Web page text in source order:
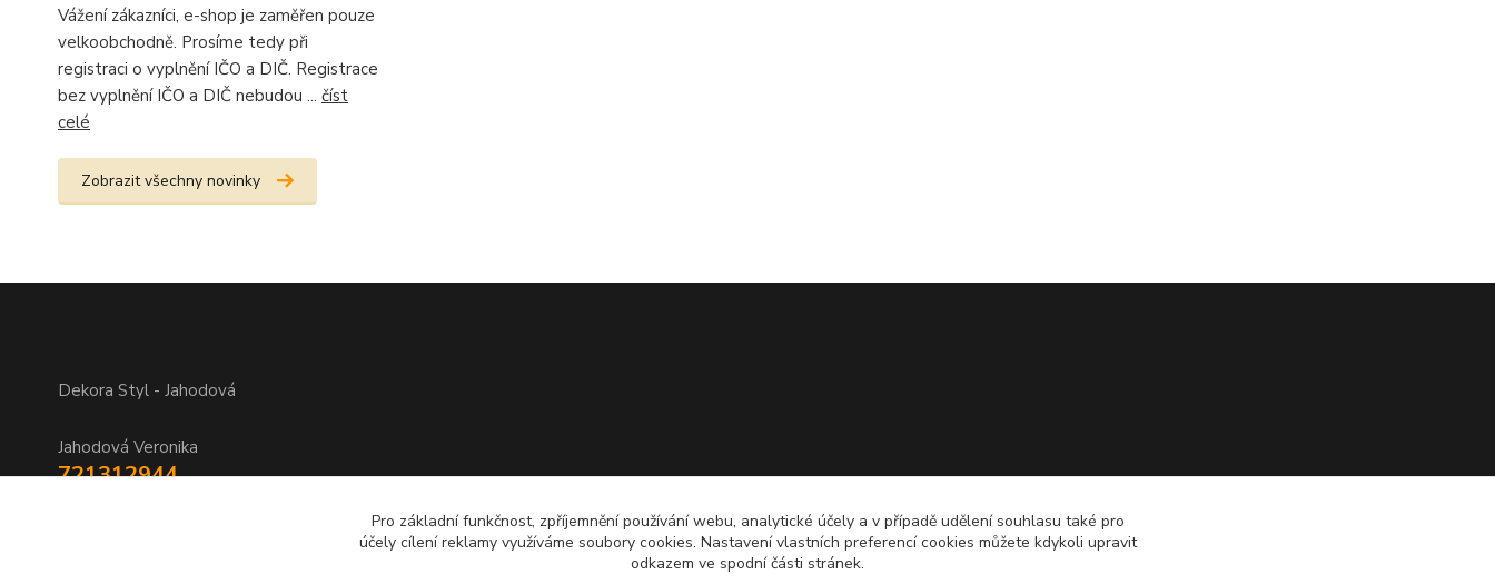
Vážení zákazníci, e-shop je zaměřen pouze
velkoobchodně. Prosíme tedy při
registraci o vyplnění IČO a DIČ. Registrace
bez vyplnění IČO a DIČ nebudou ... číst
celé
Zobrazit všechny novinky
Dekora Styl - Jahodová
Jahodová Veronika
721312944
Pro základní funkčnost, zpříjemnění používání webu, analytické účely a v případě udělení souhlasu také pro
účely cílení reklamy využíváme soubory cookies. Nastavení vlastních preferencí cookies můžete kdykoli upravit
odkazem ve spodní části stránek.